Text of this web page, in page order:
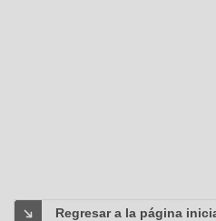
Regresar a la página